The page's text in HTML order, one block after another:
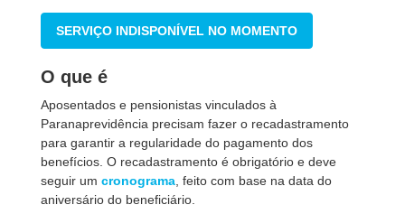
SERVIÇO INDISPONÍVEL NO MOMENTO
O que é
Aposentados e pensionistas vinculados à
Paranaprevidência precisam fazer o recadastramento
para garantir a regularidade do pagamento dos
benefícios. O recadastramento é obrigatório e deve
seguir um cronograma , feito com base na data do
aniversário do beneficiário.